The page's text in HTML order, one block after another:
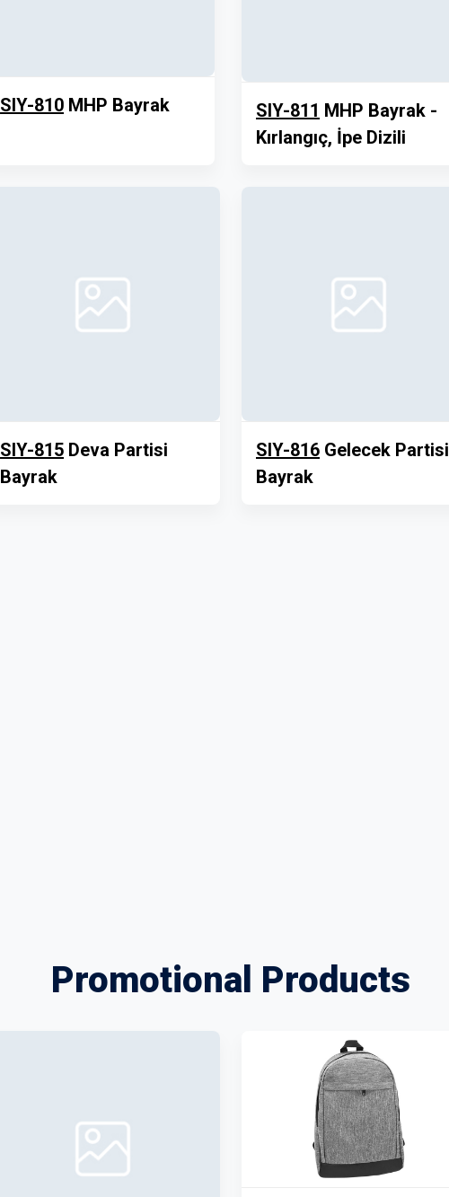
SIY-810 MHP Bayrak SIY-811 MHP Bayrak -
Kırlangıç, İpe Dizili
SIY-815 Deva Partisi
Bayrak
SIY-816 Gelecek Partisi
Bayrak
Promotional Products